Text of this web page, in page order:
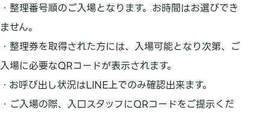
・整理番号順のご入場となります。お時間はお選びでき
ません。
・整理券を取得された方には、入場可能となり次第、ご
入場に必要なQRコードが表示されます。
・お呼び出し状況はLINE上でのみ確認出来ます。
・ご入場の際、入口スタッフにQRコードをご提示くだ